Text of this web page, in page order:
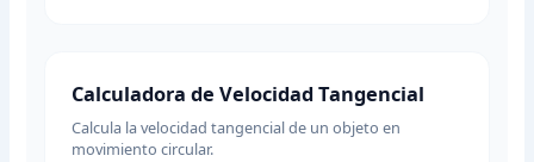
Calculadora de Velocidad Tangencial
Calcula la velocidad tangencial de un objeto en
movimiento circular.